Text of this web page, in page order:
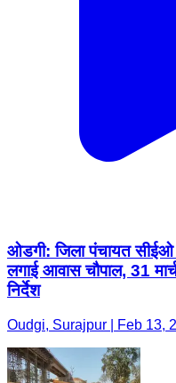
ओडगी: जिला पंचायत
लगाई आवास चौपाल, 31
निर्देश
Oudgi, Surajpur | Feb 13,